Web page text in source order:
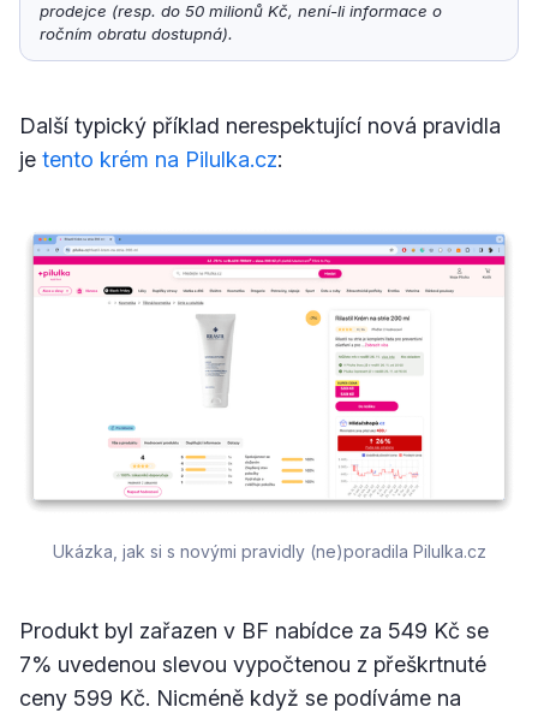
prodejce (resp. do 50 milionů Kč, není-li informace o
ročním obratu dostupná).
Další typický příklad nerespektující nová pravidla
je tento krém na Pilulka.cz:
Ukázka, jak si s novými pravidly (ne)poradila Pilulka.cz
Produkt byl zařazen v BF nabídce za 549 Kč se
7% uvedenou slevou vypočtenou z přeškrtnuté
ceny 599 Kč. Nicméně když se podíváme na